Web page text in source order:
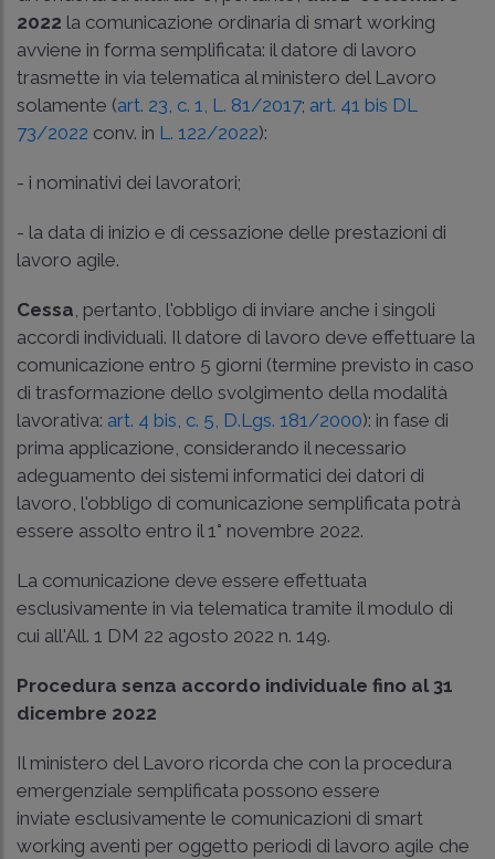
2022 la comunicazione ordinaria di smart working
avviene in forma semplificata: il datore di lavoro
trasmette in via telematica al ministero del Lavoro
solamente (art. 23, c. 1, L. 81/2017; art. 41 bis DL
73/2022 conv. in L. 122/2022):
- i nominativi dei lavoratori;
- la data di inizio e di cessazione delle prestazioni di
lavoro agile.
Cessa , pertanto, l'obbligo di inviare anche i singoli
accordi individuali. Il datore di lavoro deve effettuare la
comunicazione entro 5 giorni (termine previsto in caso
di trasformazione dello svolgimento della modalità
lavorativa: art. 4 bis, c. 5, D.Lgs. 181/2000): in fase di
prima applicazione, considerando il necessario
adeguamento dei sistemi informatici dei datori di
lavoro, l'obbligo di comunicazione semplificata potrà
essere assolto entro il 1° novembre 2022.
La comunicazione deve essere effettuata
esclusivamente in via telematica tramite il modulo di
cui all'All. 1 DM 22 agosto 2022 n. 149.
Procedura senza accordo individuale fino al 31
dicembre 2022
Il ministero del Lavoro ricorda che con la procedura
emergenziale semplificata possono essere
inviate esclusivamente le comunicazioni di smart
working aventi per oggetto periodi di lavoro agile che